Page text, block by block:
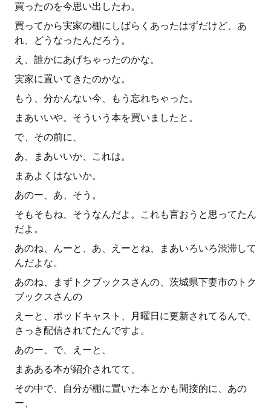
買ったのを今思い出したわ。
買ってから実家の棚にしばらくあったはずだけど、あ
れ、どうなったんだろう。
え、誰かにあげちゃったのかな。
実家に置いてきたのかな。
もう、分かんない今、もう忘れちゃった。
まあいいや。そういう本を買いましたと。
で、その前に、
あ、まあいいか、これは。
まあよくはないか。
あのー、あ、そう。
そもそもね、そうなんだよ。これも言おうと思ってたん
だよ。
あのね、んーと、あ、えーとね、まあいろいろ渋滞して
んだよな。
あのね、まずトクブックスさんの、茨城県下妻市のトク
ブックスさんの
えーと、ポッドキャスト、月曜日に更新されてるんで、
さっき配信されてたんですよ。
あのー、で、えーと、
まあある本が紹介されてて、
その中で、自分が棚に置いた本とかも間接的に、あの
ー、